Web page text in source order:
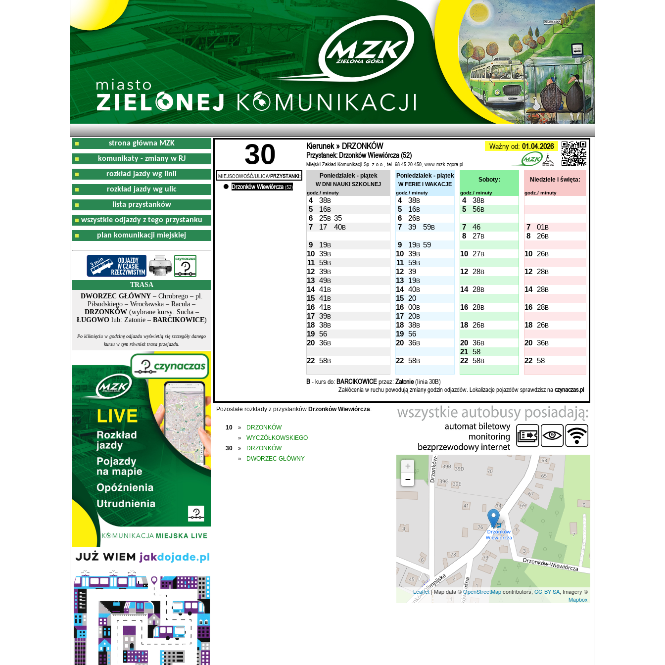
strona główna MZK
komunikaty - zmiany w RJ
rozkład jazdy wg linii
rozkład jazdy wg ulic
lista przystanków
wszystkie odjazdy z tego przystanku
plan komunikacji miejskiej
TRASA
DWORZEC GŁÓWNY– Chrobrego – pl.
Piłsudskiego – Wrocławska – Racula –
DRZONKÓW(wybrane kursy: Sucha –
ŁUGOWOlub: Zatonie – BARCIKOWICE)
Po kliknięciu w godzinę odjazdu wyświetlą się szczegóły danego
kursu w tym również trasa przejazdu.
30 Kierunek » DRZONKÓW Ważny od: 01.04.2026
Przystanek: Drzonków Wiewiórcza (52)
Miejski Zakład Komunikacji Sp. z o.o., tel. 68 45-20-450, www.mzk.zgora.pl
MIEJSCOWOŚĆ/ULICA/PRZYSTANKI:
Drzonków Wiewiórcza (52)
Poniedziałek - piątek
W DNI NAUKI SZKOLNEJ
Poniedziałek - piątek
W FERIE I WAKACJE
Soboty: Niedziele i święta:
godz./ minuty godz./ minuty godz./ minuty godz./ minuty
4 38B 4 38B 4 38B
5 16B 5 16B 5 56B
6 25B 35 6 26B
7 17 40B 7 39 59B 7 46 7 01 B
8 27B 8 26B
9 19B 9 19B 59
10 39B 10 39B 10 27B 10 26B
11 59B 11 59B
12 39B 12 39 12 28B 12 28B
13 49B 13 19B
14 41 B 14 40B 14 28B 14 28B
15 41 B 15 20
16 41 B 16 00B 16 28B 16 28B
17 39B 17 20B
18 38B 18 38B 18 26B 18 26B
19 56 19 56
20 36B 20 36B 20 36B 20 36B
21 58
22 58B 22 58B 22 58B 22 58
B- kurs do:BARCIKOWICEprzez:Zatonie(linia 30B)
Zakłócenia w ruchu powodują zmiany godzin odjazdów. Lokalizacje pojazdów sprawdzisz naczynaczas.pl
Pozostałe rozkłady z przystanków Drzonków Wiewiórcza:
10 » DRZONKÓW
»
WYCZÓŁKOWSKIEGO
30
» DRZONKÓW
» DWORZEC GŁÓWNY
+
−
Leaflet| Map data ©OpenStreetMapcontributors, CC-BY-SA, Imagery ©
Mapbox